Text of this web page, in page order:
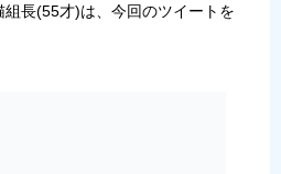
長(55才)は、今回のツイートを